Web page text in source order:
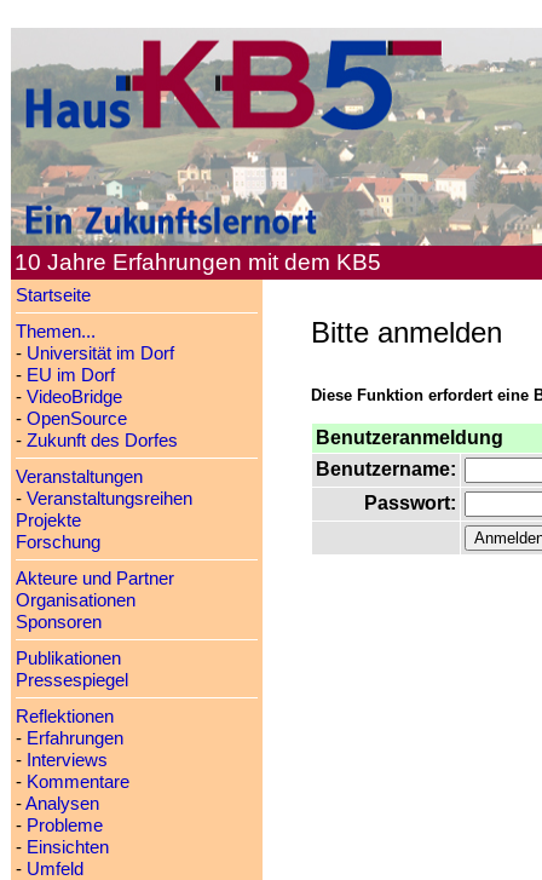
10 Jahre Erfahrungen mit dem KB5
Startseite
Themen...
- Universität im Dorf
- EU im Dorf
- VideoBridge
- OpenSource
- Zukunft des Dorfes
Veranstaltungen
- Veranstaltungsreihen
Projekte
Forschung
Akteure und Partner
Organisationen
Sponsoren
Publikationen
Pressespiegel
Reflektionen
- Erfahrungen
- Interviews
- Kommentare
-Analysen
- Probleme
- Einsichten
- Umfeld
Bitte anmelden
Diese Funktion erfordert eine
Benutzeranmeldung
Benutzername:
Passwort: